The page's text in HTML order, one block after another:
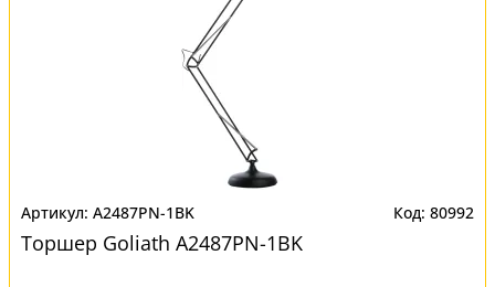
A2487PN-1BK 80992
Торшер Goliath A2487PN-1BK